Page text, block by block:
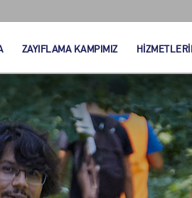
ZAYIFLAMA KAMPIMIZ